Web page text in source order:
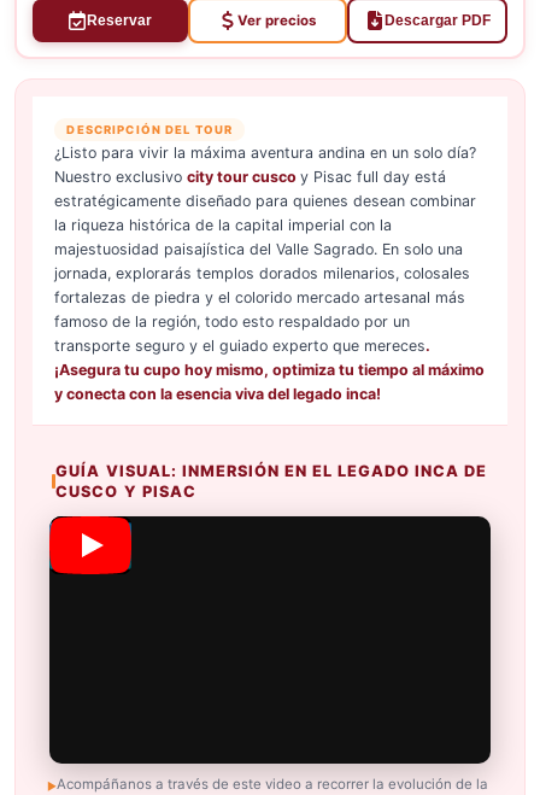
Reservar Ver precios Descargar PDF
DESCRIPCIÓN DEL TOUR
¿Listo para vivir la máxima aventura andina en un solo día?
Nuestro exclusivocity tour cuscoy Pisac full day está
estratégicamente diseñado para quienes desean combinar
la riqueza histórica de la capital imperial con la
majestuosidad paisajística del Valle Sagrado. En solo una
jornada, explorarás templos dorados milenarios, colosales
fortalezas de piedra y el colorido mercado artesanal más
famoso de la región, todo esto respaldado por un
transporte seguro y el guiado experto que mereces.
¡Asegura tu cupo hoy mismo, optimiza tu tiempo al máximo
y conecta con la esencia viva del legado inca!
GUÍA VISUAL: INMERSIÓN EN EL LEGADO INCA DE
CUSCO Y PISAC
Acompáñanos a través de este video a recorrer la evolución de la